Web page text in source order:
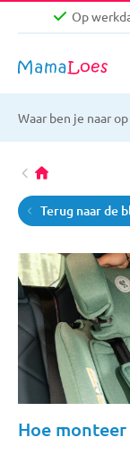
Op
Op
Terug naar de
Hoe